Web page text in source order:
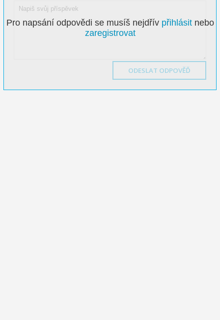
Pro napsání odpovědi se musíš nejdřív přihlásitnebo
zaregistrovat